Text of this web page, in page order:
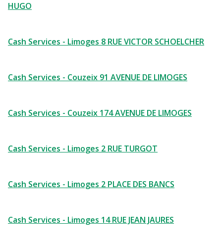
HUGO
Cash Services - Limoges 8 RUE VICTOR SCHOELCHER
Cash Services - Couzeix 91 AVENUE DE LIMOGES
Cash Services - Couzeix 174 AVENUE DE LIMOGES
Cash Services - Limoges 2 RUE TURGOT
Cash Services - Limoges 2 PLACE DES BANCS
Cash Services - Limoges 14 RUE JEAN JAURES